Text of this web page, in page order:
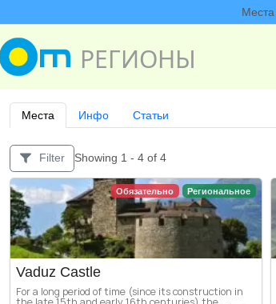
Места
РЕГИОНЫ
Места Инфо Статьи
Filter Showing 1 - 4 of 4
Обязательно Региональное
Vaduz Castle
For a long period of time (since its construction in